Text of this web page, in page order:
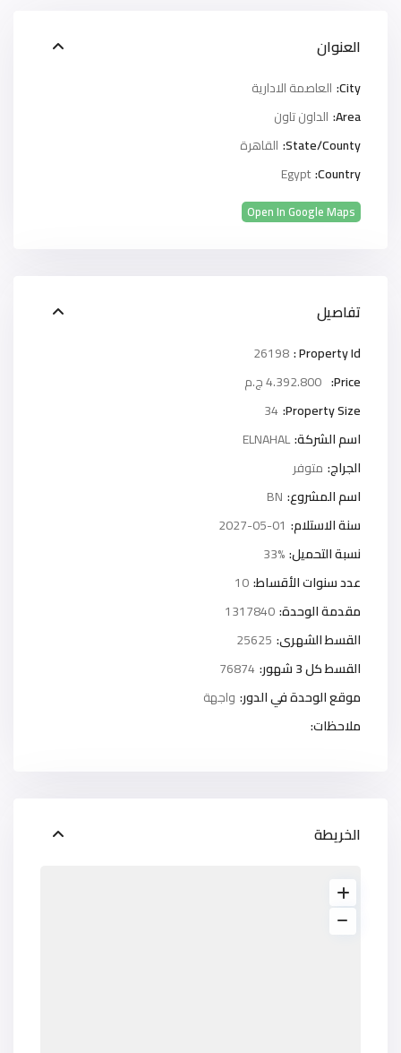
العنوان
City: العاصمة الادارية
Area: الداون تاون
State/County: القاهرة
Country:
Egypt
Open In Google Maps
تفاصيل
Property Id :
26198
Price: 4.392.800 ج.م
Property Size:
34
اسم الشركة:ELNAHAL
الجراج: متوفر
اسم المشروع: BN
سنة الاستلام: 2027-05-01
نسبة التحميل:33%
عدد سنوات الأقساط:10
مقدمة الوحدة:1317840
القسط الشهرى: 25625
القسط كل 3 شهور:
76874
موقع الوحدة في الدور: واجهة
ملاحظات:
الخريطة